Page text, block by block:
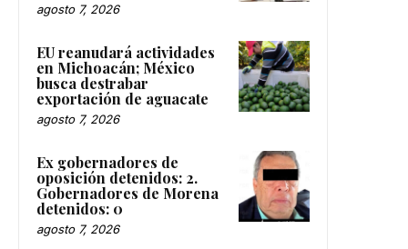
agosto 7, 2026
EU reanudará actividades
en Michoacán; México
busca destrabar
exportación de aguacate
agosto 7, 2026
Ex gobernadores de
oposición detenidos: 2.
Gobernadores de Morena
detenidos: 0
agosto 7, 2026